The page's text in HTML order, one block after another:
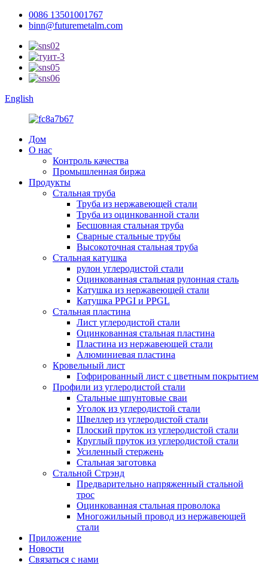
0086 13501001767
binn@futuremetalm.com
English
Дом
О нас
Контроль качества
Промышленная биржа
Продукты
Стальная труба
Труба из нержавеющей стали
Труба из оцинкованной стали
Бесшовная стальная труба
Сварные стальные трубы
Высокоточная стальная труба
Стальная катушка
рулон углеродистой стали
Оцинкованная стальная рулонная сталь
Катушка из нержавеющей стали
Катушка PPGI и PPGL
Стальная пластина
Лист углеродистой стали
Оцинкованная стальная пластина
Пластина из нержавеющей стали
Алюминиевая пластина
Кровельный лист
Гофрированный лист с цветным покрытием
Профили из углеродистой стали
Стальные шпунтовые сваи
Уголок из углеродистой стали
Швеллер из углеродистой стали
Плоский пруток из углеродистой стали
Круглый пруток из углеродистой стали
Усиленный стержень
Стальная заготовка
Стальной Стрэнд
Предварительно напряженный стальной
трос
Оцинкованная стальная проволока
Многожильный провод из нержавеющей
стали
Приложение
Новости
Связаться с нами